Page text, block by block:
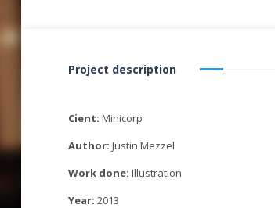
Project description
Cient: Minicorp
Author: Justin Mezzel
Work done: Illustration
Year: 2013